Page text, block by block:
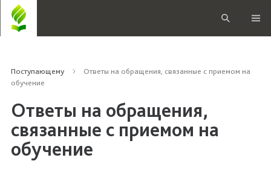
Поступающему
Ответы на обращения, связанные с приемом на
обучение
Ответы на обращения,
связанные с приемом на
обучение